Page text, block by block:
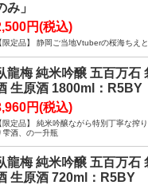
み」
円(税込)
限定品】 静岡ご当地Vtuberの桜海ちえ
龍梅 純米吟醸 五百万石
生原酒 1800ml：R5BY
円(税込)
限定品】 純米吟醸ながら特別丁寧な搾
雫酒、の一升瓶
龍梅 純米吟醸 五百万石
生原酒 720ml：R5BY